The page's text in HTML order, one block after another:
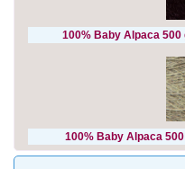
100% Baby Alpaca
100% Baby Alpaca